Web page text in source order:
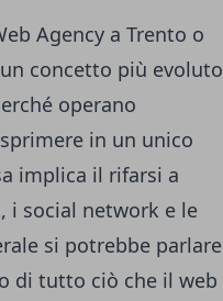
Agency a Trento o
concetto più evoluto
operano
in un unico
implica il rifarsi a
i social network e le
si potrebbe parlare
di tutto ciò che il web